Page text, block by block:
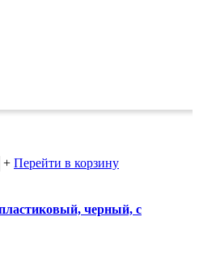
+ Перейти в корзину
черный, с